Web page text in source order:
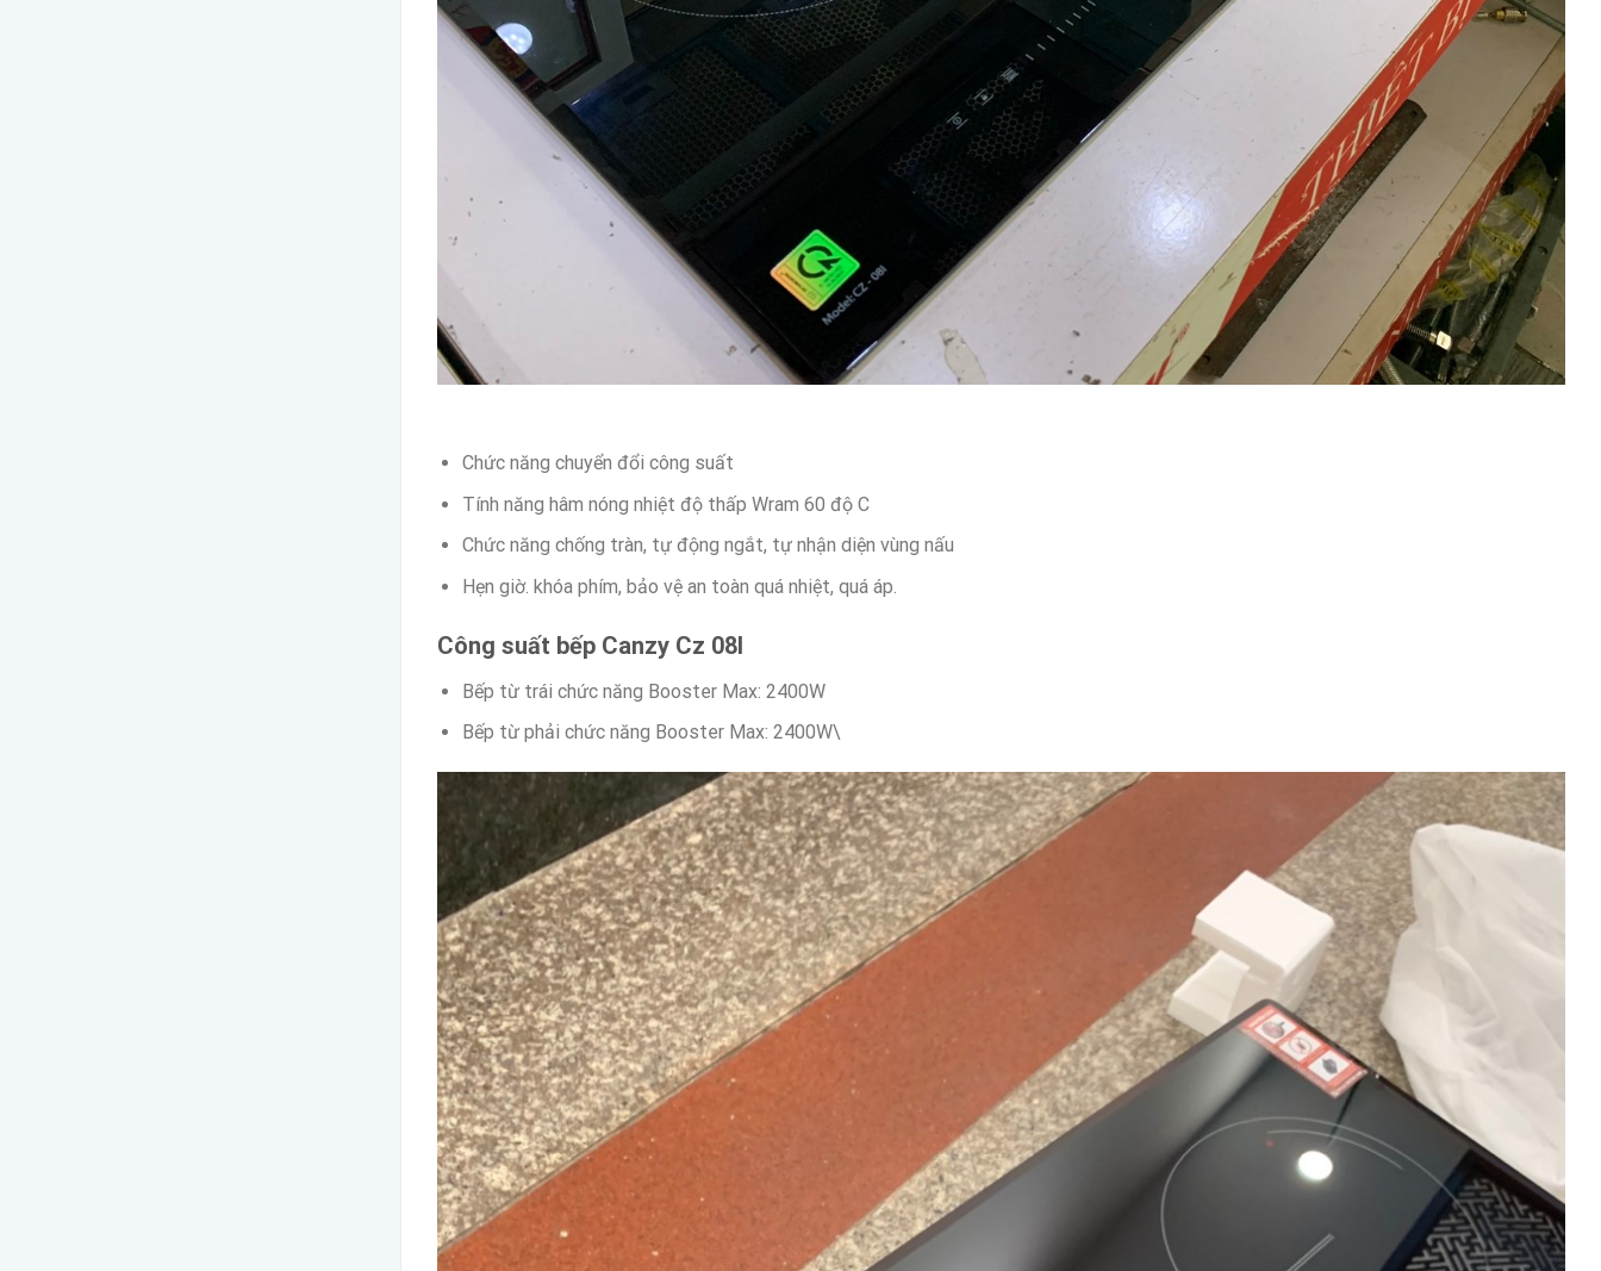
Chức năng chuyển đổi công suất
Tính năng hâm nóng nhiệt độ thấp Wram 60 độ C
Chức năng chống tràn, tự động ngắt, tự nhận diện vùng nấu
Hẹn giờ. khóa phím, bảo vệ an toàn quá nhiệt, quá áp.
Công suất bếp Canzy Cz 08I
Bếp từ trái chức năng Booster Max: 2400W
Bếp từ phải chức năng Booster Max: 2400W\